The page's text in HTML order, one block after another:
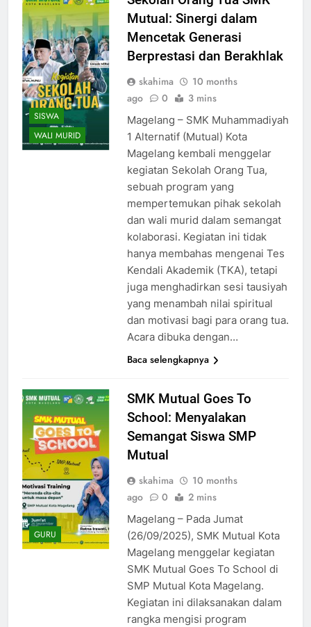
SISWA
WALI MURID
Mutual: Sinergi dalam
Mencetak Generasi
Berprestasi dan Berakhlak
skahima
10 months
ago
0 3 mins
Magelang – SMK Muhammadiyah
1 Alternatif (Mutual) Kota
Magelang kembali menggelar
kegiatan Sekolah Orang Tua,
sebuah program yang
mempertemukan pihak sekolah
dan wali murid dalam semangat
kolaborasi. Kegiatan ini tidak
hanya membahas mengenai Tes
Kendali Akademik (TKA), tetapi
juga menghadirkan sesi tausiyah
yang menambah nilai spiritual
dan motivasi bagi para orang tua.
Acara dibuka dengan…
Baca selengkapnya
GURU
SMK Mutual Goes To
School: Menyalakan
Semangat Siswa SMP
Mutual
skahima
10 months
ago
0 2 mins
Magelang – Pada Jumat
(26/09/2025), SMK Mutual Kota
Magelang menggelar kegiatan
SMK Mutual Goes To School di
SMP Mutual Kota Magelang.
Kegiatan ini dilaksanakan dalam
rangka mengisi program